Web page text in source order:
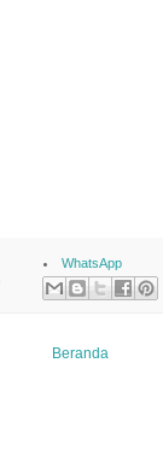
WhatsApp
Beranda